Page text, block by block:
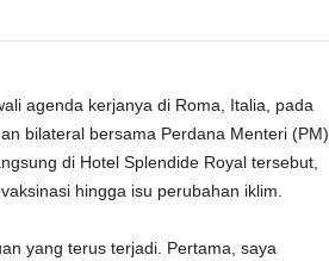
agenda kerjanya di Roma, Italia, pada
bilateral bersama Perdana Menteri (PM)
di Hotel Splendide Royal tersebut,
hingga isu perubahan iklim.
yang terus terjadi. Pertama, saya